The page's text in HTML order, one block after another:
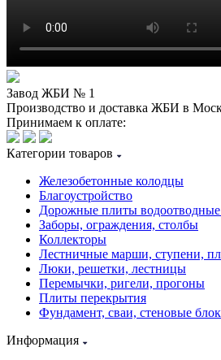
Завод ЖБИ № 1
Производство и доставка ЖБИ в
Принимаем к оплате:
Категории товаров
Железобетонные колодцы
Благоустройство
Дорожные плиты водоотводные
Заборы, ограждения, столбы
Коллекторы
Лестничные марши, ступени,
Люки, решетки, лестницы
Перемычки, ригели, прогоны
Плиты перекрытия
Фундамент, сваи, стеновые
Информация